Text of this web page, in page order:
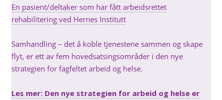
En pasient/deltaker som har fått arbeidsrettet
rehabilitering ved Hernes Institutt
Samhandling – det å koble tjenestene sammen og skape
flyt, er ett av fem hovedsatsingsområder i den nye
strategien for fagfeltet arbeid og helse.
Les mer: Den nye strategien for arbeid og helse er